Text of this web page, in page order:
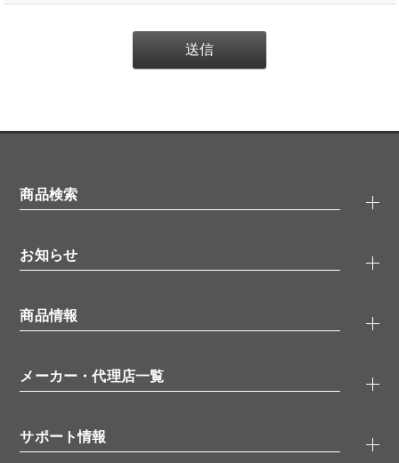
商品検索
タンパク質検索
ELISA/ELISpot検索
品番検索
お知らせ
無料サンプル
ウェビナー （オンラインセミナー）
学会・展示スケジュール
商品情報
抗体
シグナル伝達
糖類／レクチン
メーカー・代理店一覧
代理店
サポート情報